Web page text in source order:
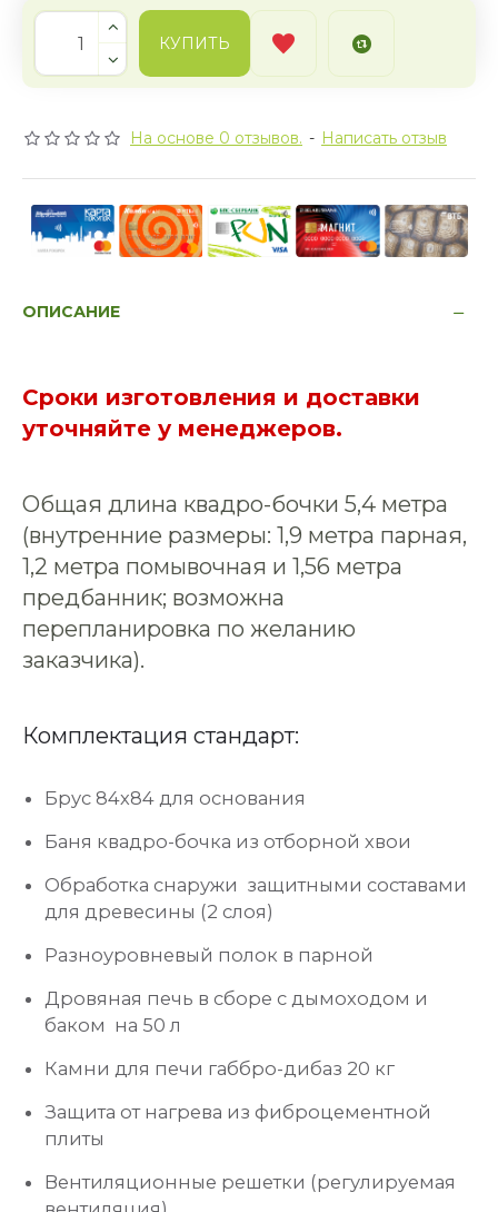
На основе 0 отзывов. - Написать отзыв
КУПИТЬ
ОПИСАНИЕ
Сроки изготовления и доставки
уточняйте у менеджеров.
Общая длина квадро-бочки 5,4 метра
(внутренние размеры: 1,9 метра парная,
1,2 метра помывочная и 1,56 метра
предбанник; возможна
перепланировка по желанию
заказчика).
Комплектация стандарт:
Брус 84х84 для основания
Баня квадро-бочка из отборной хвои
Обработка снаружи защитными составами
для древесины (2 слоя)
Разноуровневый полок в парной
Дровяная печь в сборе с дымоходом и
баком на 50 л
Камни для печи габбро-дибаз 20 кг
Защита от нагрева из фиброцементной
плиты
Вентиляционные решетки (регулируемая